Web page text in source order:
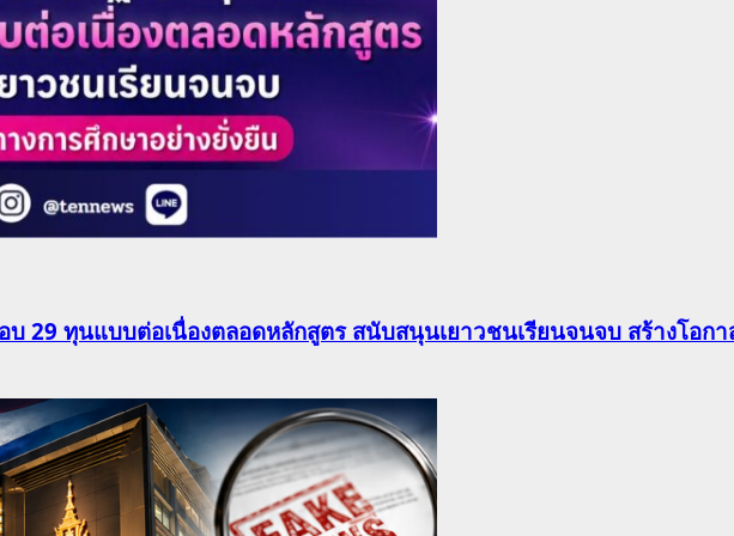
29 ทุนแบบต่อเนื่องตลอดหลักสูตร สนับสนุนเยาวชนเรียนจนจบ สร้างโอกา